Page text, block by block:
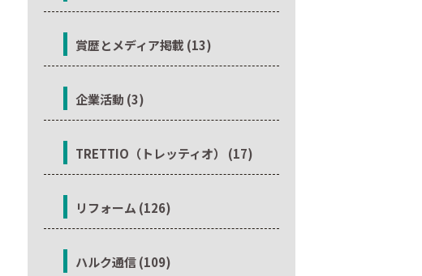
賞歴とメディア掲載 (13)
企業活動 (3)
TRETTIO（トレッティオ） (17)
リフォーム (126)
ハルク通信 (109)